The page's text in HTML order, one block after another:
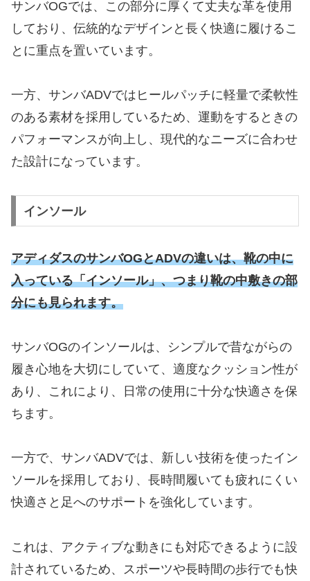
サンバOGでは、この部分に厚くて丈夫な革を使用
しており、伝統的なデザインと長く快適に履けるこ
とに重点を置いています。
一方、サンバADVではヒールパッチに軽量で柔軟性
のある素材を採用しているため、運動をするときの
パフォーマンスが向上し、現代的なニーズに合わせ
た設計になっています。
インソール
アディダスのサンバOGとADVの違いは、靴の中に
入っている「インソール」、つまり靴の中敷きの部
分にも見られます。
サンバOGのインソールは、シンプルで昔ながらの
履き心地を大切にしていて、適度なクッション性が
あり、これにより、日常の使用に十分な快適さを保
ちます。
一方で、サンバADVでは、新しい技術を使ったイン
ソールを採用しており、長時間履いても疲れにくい
快適さと足へのサポートを強化しています。
これは、アクティブな動きにも対応できるように設
計されているため、スポーツや長時間の歩行でも快